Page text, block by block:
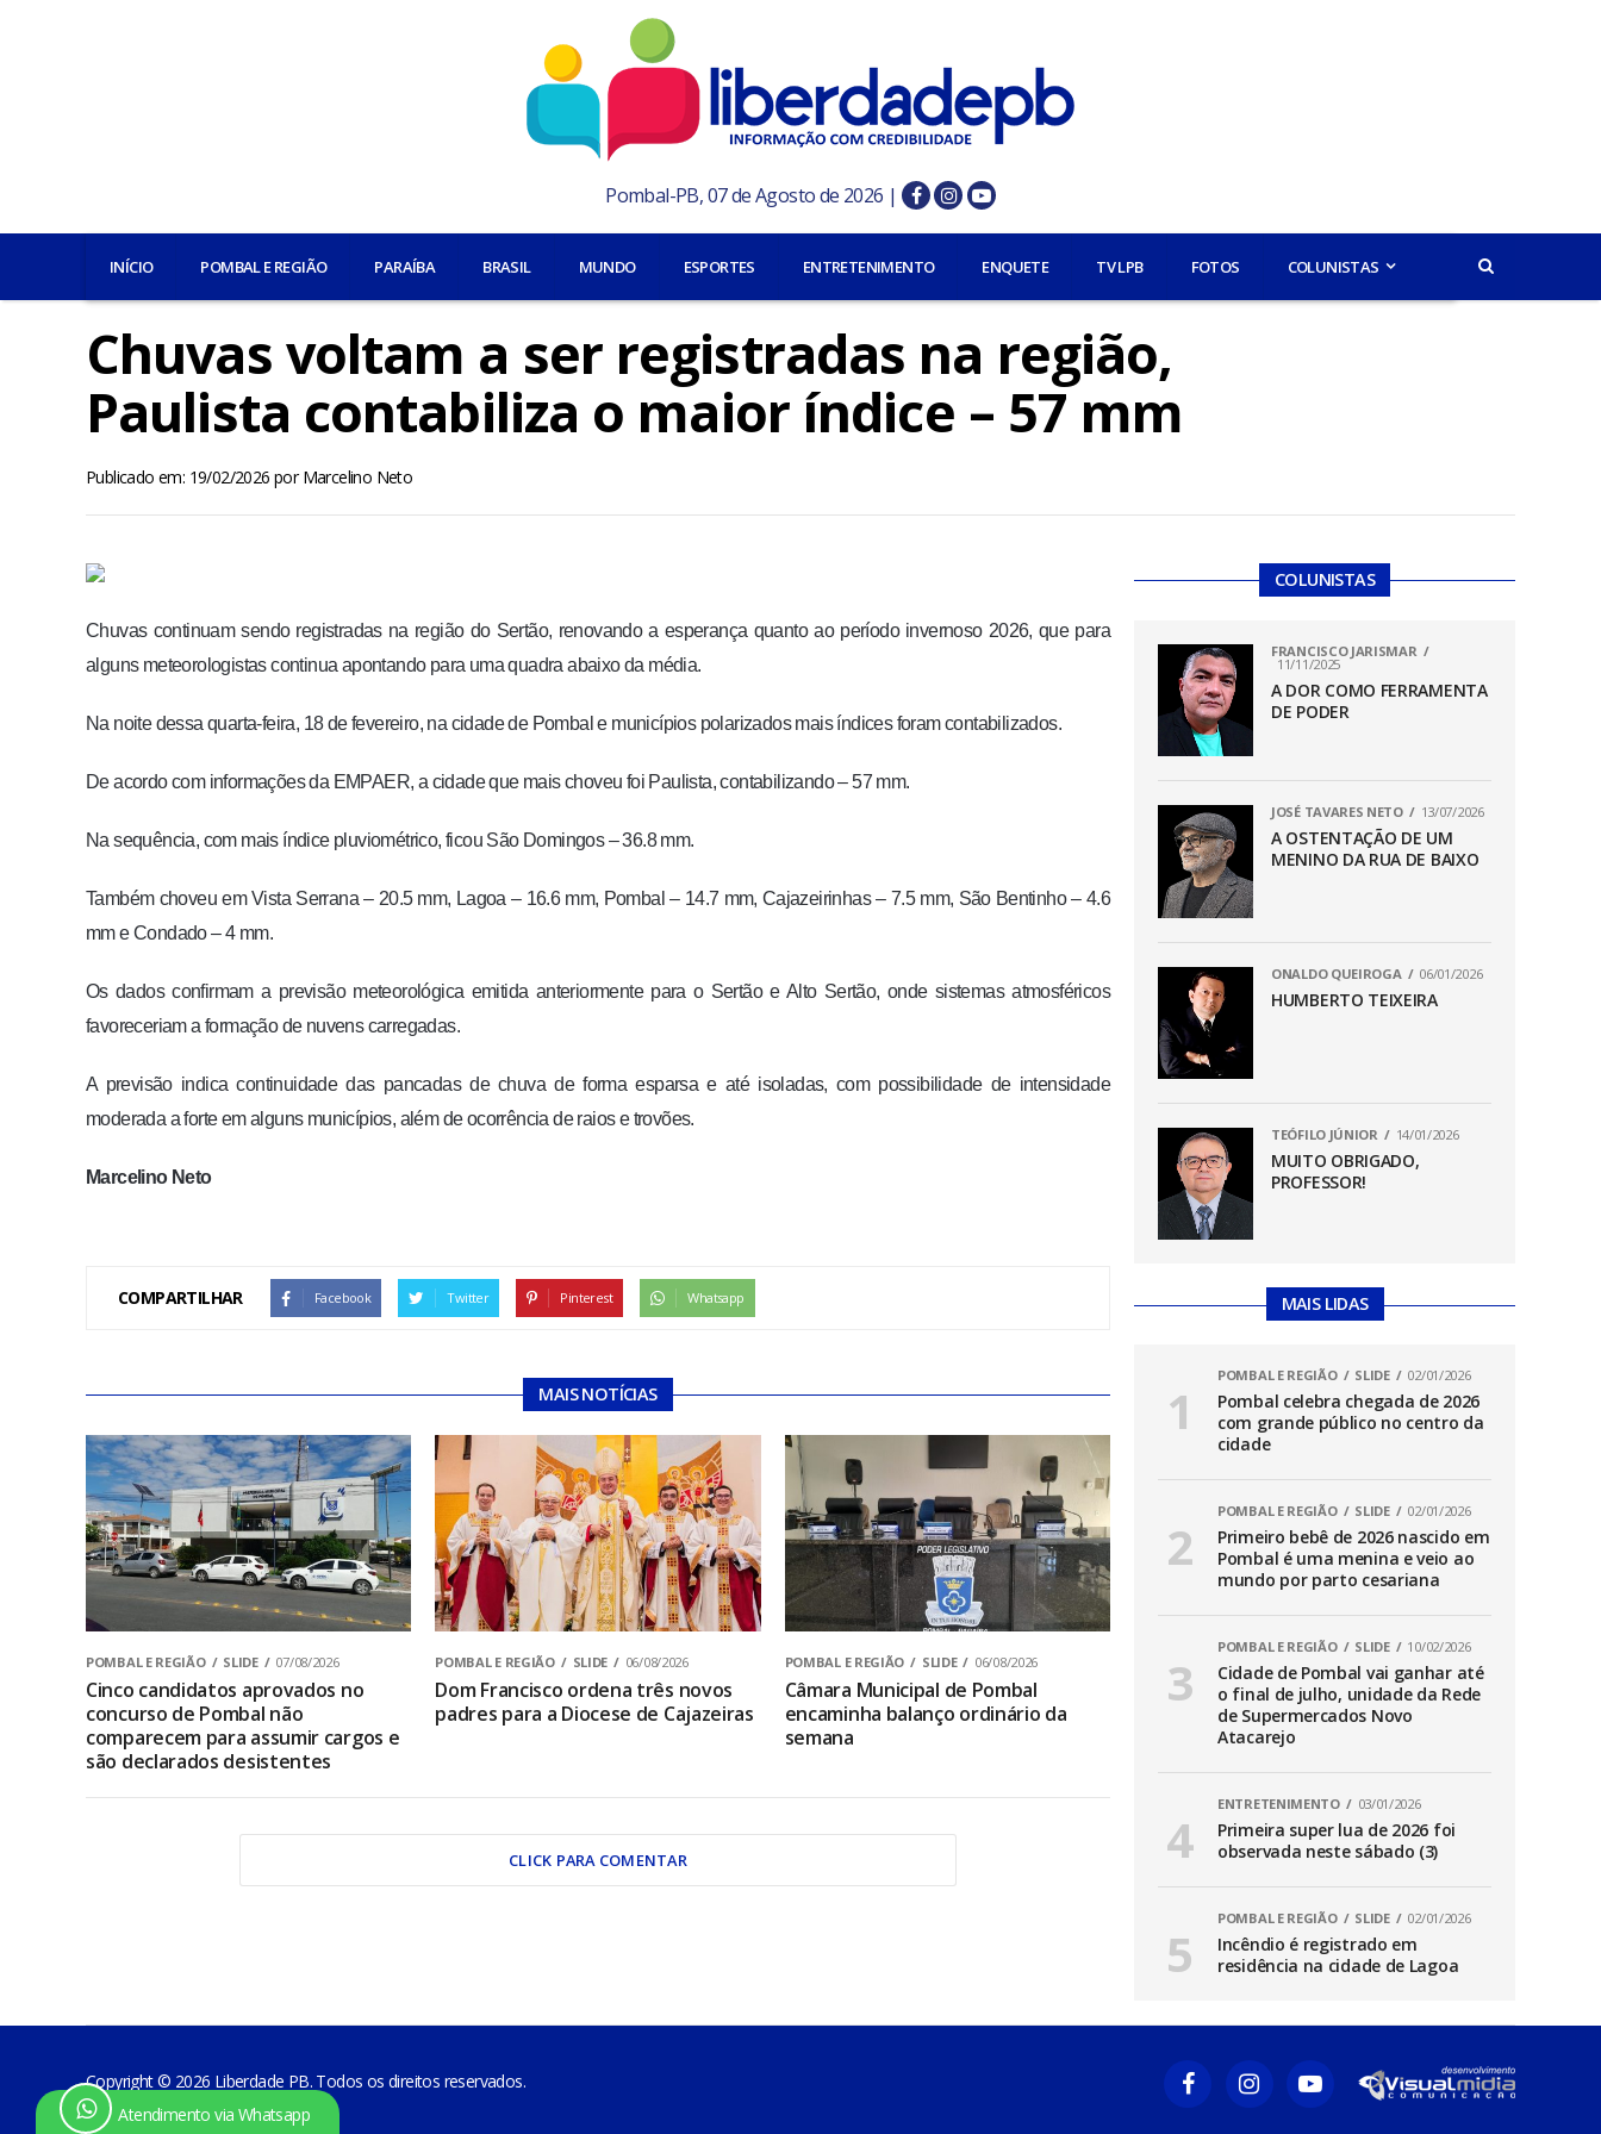
Pombal-PB, 07 de Agosto de 2026 |
INÍCIO POMBAL E REGIÃO PARAÍBA BRASIL MUNDO ESPORTES ENTRETENIMENTO ENQUETE TV LPB FOTOS COLUNISTAS
Chuvas voltam a ser registradas na região,
Paulista contabiliza o maior índice – 57 mm
Publicado em: 19/02/2026 porMarcelino Neto
Chuvas continuam sendo registradas na região do Sertão, renovando a esperança quanto ao período invernoso 2026, que para
alguns meteorologistas continua apontando para uma quadra abaixo da média.
Na noite dessa quarta-feira, 18 de fevereiro, na cidade de Pombal e municípios polarizados mais índices foram contabilizados.
De acordo com informações da EMPAER, a cidade que mais choveu foi Paulista, contabilizando – 57 mm.
Na sequência, com mais índice pluviométrico, ficou São Domingos – 36.8 mm.
Também choveu em Vista Serrana – 20.5 mm, Lagoa – 16.6 mm, Pombal – 14.7 mm, Cajazeirinhas – 7.5 mm, São Bentinho – 4.6
mm e Condado – 4 mm.
Os dados confirmam a previsão meteorológica emitida anteriormente para o Sertão e Alto Sertão, onde sistemas atmosféricos
favoreceriam a formação de nuvens carregadas.
A previsão indica continuidade das pancadas de chuva de forma esparsa e até isoladas, com possibilidade de intensidade
moderada a forte em alguns municípios, além de ocorrência de raios e trovões.
Marcelino Neto
COMPARTILHAR Facebook Twitter Pinterest Whatsapp
MAIS NOTÍCIAS
POMBAL E REGIÃO SLIDE 07/08/2026
Cinco candidatos aprovados no
concurso de Pombal não
comparecem para assumir cargos e
são declarados desistentes
POMBAL E REGIÃO SLIDE 06/08/2026
Dom Francisco ordena três novos
padres para a Diocese de Cajazeiras
POMBAL E REGIÃO SLIDE 06/08/2026
Câmara Municipal de Pombal
encaminha balanço ordinário da
semana
CLICK PARA COMENTAR
COLUNISTAS
FRANCISCO JARISMAR
11/11/2025
A DOR COMO FERRAMENTA
DE PODER
JOSÉ TAVARES NETO 13/07/2026
A OSTENTAÇÃO DE UM
MENINO DA RUA DE BAIXO
ONALDO QUEIROGA 06/01/2026
HUMBERTO TEIXEIRA
TEÓFILO JÚNIOR 14/01/2026
MUITO OBRIGADO,
PROFESSOR!
MAIS LIDAS
POMBAL E REGIÃO SLIDE 02/01/2026
Pombal celebra chegada de 2026
com grande público no centro da
cidade
POMBAL E REGIÃO SLIDE 02/01/2026
Primeiro bebê de 2026 nascido em
Pombal é uma menina e veio ao
mundo por parto cesariana
POMBAL E REGIÃO SLIDE 10/02/2026
Cidade de Pombal vai ganhar até
o final de julho, unidade da Rede
de Supermercados Novo
Atacarejo
ENTRETENIMENTO 03/01/2026
Primeira super lua de 2026 foi
observada neste sábado (3)
POMBAL E REGIÃO SLIDE 02/01/2026
Incêndio é registrado em
residência na cidade de Lagoa
Atendimento via Whatsapp
Copyright © 2026 Liberdade PB. Todos os direitos reservados.